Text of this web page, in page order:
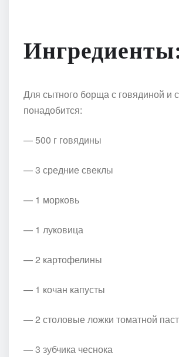
Для сытного борща с говядиной и
понадобится:
— 500 г говядины
— 3 средние свеклы
— 1 морковь
— 1 луковица
— 2 картофелины
— 1 кочан капусты
— 2 столовые ложки томатной
— 3 зубчика чеснока